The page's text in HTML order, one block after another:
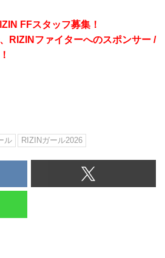
FFスタッフ募集！
RIZINファイターへのスポンサー /
ル RIZINガール2026